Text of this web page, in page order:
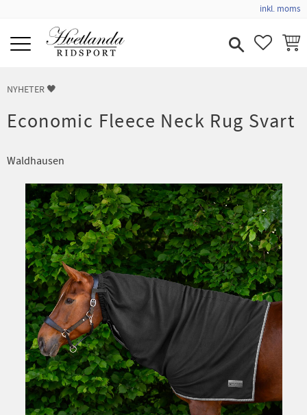
inkl. moms
NYHETER 🖤
Economic Fleece Neck Rug Svart
Waldhausen